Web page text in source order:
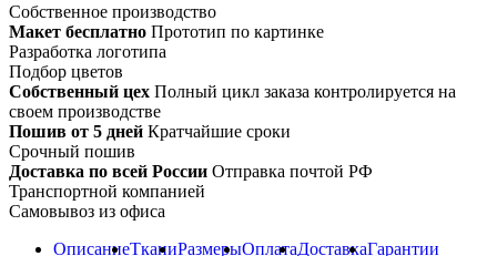
Собственное производство
Макет бесплатно Прототип по картинке
Разработка логотипа
Подбор цветов
Собственный цех Полный цикл заказа контролируется на
своем производстве
Пошив от 5 дней Кратчайшие сроки
Срочный пошив
Доставка по всей России Отправка почтой РФ
Транспортной компанией
Самовывоз из офиса
ОписаниеТканиРазмерыОплатаДоставкаГарантии